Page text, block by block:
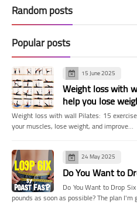
Random posts
Popular posts
15 June 2025
Weight loss with
help you lose
Weight loss with wall Pilates: 15
your muscles, lose weight, and improve…
24 May 2025
Do You Want to
Do You Want to Drop
pounds as soon as possible? The plan